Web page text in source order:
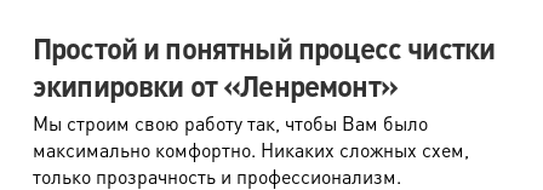
Наименование работ
Джемпер (жакет)
520 руб.
680 руб.
Простой и понятный процесс чистки
экипировки от «Ленремонт»
Мы строим свою работу так, чтобы Вам было
максимально комфортно. Никаких сложных схем,
только прозрачность и профессионализм.